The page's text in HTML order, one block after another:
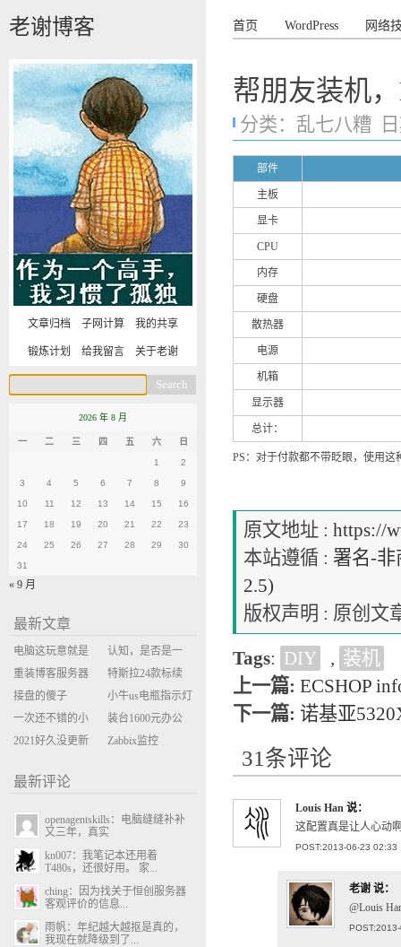
老谢博客 首页 WordPress 网络
帮朋友装机
分类： 乱七八糟
部件
主板
显卡
CPU
内存
硬盘
散热器
电源
机箱
显示器
总计：
PS：对于付款都不带眨眼，使用
原文地址 :https://
本站遵循 : 署名-非
2.5)
版权声明 : 原创文
Tags: DIY , 装机
上一篇: ECSHOP
下一篇: 诺基亚
31条评论
Louis Han 说：
这配置真是让人心动
POST:2013-06-23 02:33
老谢 说：
@Louis
文章归档 子网计算 我的共享
锻炼计划 给我留言 关于老谢
2026 年 8 月
一 二 三 四 五 六 日
1 2
3 4 5 6 7 8 9
10 11 12 13 14 15 16
17 18 19 20 21 22 23
24 25 26 27 28 29 30
31
« 9 月
最新文章
电脑这玩意就是
缝缝补补的事
认知，是否是一
座大山？当架构
决策变成配置清
单比价
重装博客服务器
环境
特斯拉24款标续
Model Y 2万公里
使用体验
接盘的傻子
小牛us电瓶指示灯
闪三次不上电
一次还不错的小
米售后体验
装台1600元办公
主机
2021好久没更新
Zabbix监控
最新评论
openagentskills：电脑缝缝补补
又三年，真实
kn007：我笔记本还用着
T480s，还很好用。 家...
ching：因为找关于恒创服务器
客观评价的信息...
雨帆：年纪越大越抠是真的，
我现在就降级到了...